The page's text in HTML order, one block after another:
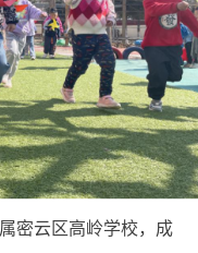
密云区高岭学校，成